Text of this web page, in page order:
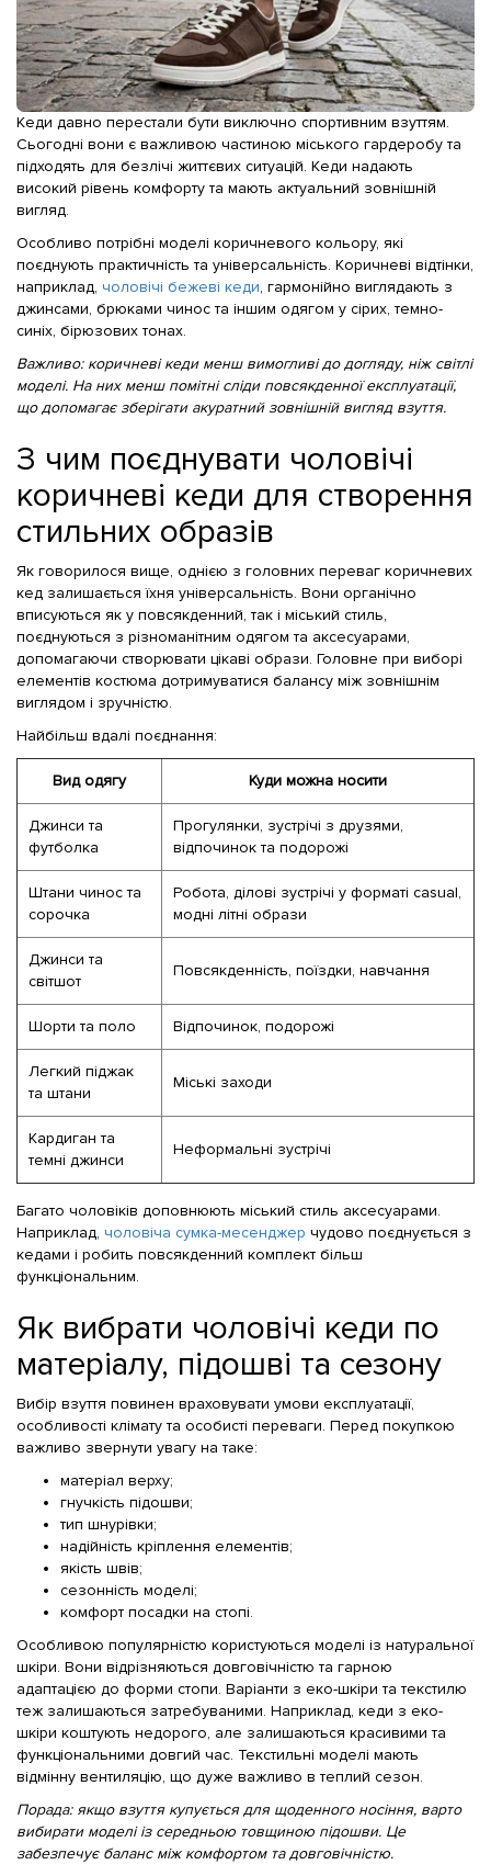
Кеди давно перестали бути виключно спортивним взуттям.
Сьогодні вони є важливою частиною міського гардеробу та
підходять для безлічі життєвих ситуацій. Кеди надають
високий рівень комфорту та мають актуальний зовнішній
вигляд.
Особливо потрібні моделі коричневого кольору, які
поєднують практичність та універсальність. Коричневі відтінки,
наприклад, чоловічі бежеві кеди, гармонійно виглядають з
джинсами, брюками чинос та іншим одягом у сірих, темно-
синіх, бірюзових тонах.
Важливо: коричневі кеди менш вимогливі до догляду, ніж світлі
моделі. На них менш помітні сліди повсякденної експлуатації,
що допомагає зберігати акуратний зовнішній вигляд взуття.
З чим поєднувати чоловічі
коричневі кеди для створення
стильних образів
Як говорилося вище, однією з головних переваг коричневих
кед залишається їхня універсальність. Вони органічно
вписуються як у повсякденний, так і міський стиль,
поєднуються з різноманітним одягом та аксесуарами,
допомагаючи створювати цікаві образи. Головне при виборі
елементів костюма дотримуватися балансу між зовнішнім
виглядом і зручністю.
Найбільш вдалі поєднання:
Вид одягу Куди можна носити
Джинси та
футболка
Прогулянки, зустрічі з друзями,
відпочинок та подорожі
Штани чинос та
сорочка
Робота, ділові зустрічі у форматі casual,
модні літні образи
Джинси та
світшот
Повсякденність, поїздки, навчання
Шорти та поло Відпочинок, подорожі
Легкий піджак
та штани
Міські заходи
Кардиган та
темні джинси
Неформальні зустрічі
Багато чоловіків доповнюють міський стиль аксесуарами.
Наприклад, чоловіча сумка-месенджер чудово поєднується з
кедами і робить повсякденний комплект більш
функціональним.
Як вибрати чоловічі кеди по
матеріалу, підошві та сезону
Вибір взуття повинен враховувати умови експлуатації,
особливості клімату та особисті переваги. Перед покупкою
важливо звернути увагу на таке:
матеріал верху;
гнучкість підошви;
тип шнурівки;
надійність кріплення елементів;
якість швів;
сезонність моделі;
комфорт посадки на стопі.
Особливою популярністю користуються моделі із натуральної
шкіри. Вони відрізняються довговічністю та гарною
адаптацією до форми стопи. Варіанти з еко-шкіри та текстилю
теж залишаються затребуваними. Наприклад, кеди з еко-
шкіри коштують недорого, але залишаються красивими та
функціональними довгий час. Текстильні моделі мають
відмінну вентиляцію, що дуже важливо в теплий сезон.
Порада: якщо взуття купується для щоденного носіння, варто
вибирати моделі із середньою товщиною підошви. Це
забезпечує баланс між комфортом та довговічністю.